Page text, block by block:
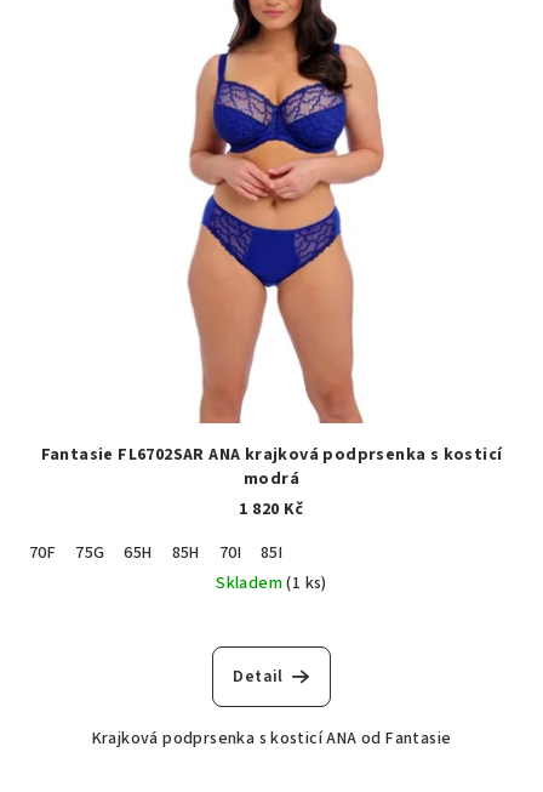
Fantasie FL6702SAR ANA krajková podprsenka s kosticí
modrá
1 820 Kč
70F
75G 65H 85H 70I
85I
Skladem(1 ks)
Detail
Krajková podprsenka s kosticí ANA od Fantasie